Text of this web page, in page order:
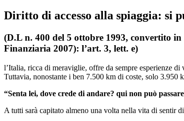
Diritto di accesso alla spiaggia: si
(D.L n. 400 del 5 ottobre 1993, convertito
Finanziaria 2007): l’art. 3, lett. e)
l’Italia, ricca di meraviglie, offre da sempre esperienze
Tuttavia, nonostante i ben 7.500 km di coste, solo 3.950
“Senta lei, dove crede di andare? qui non può
A tutti sarà capitato almeno una volta nella vita di sentir